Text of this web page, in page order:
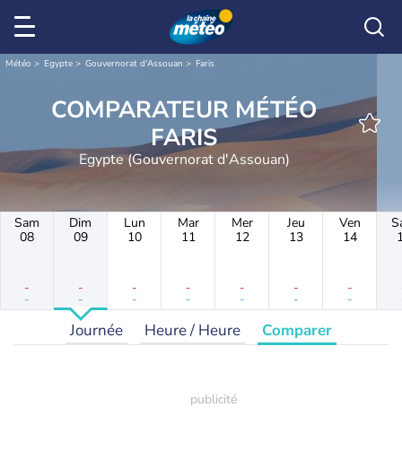
Météo Egypte Gouvernorat d'Assouan Faris
COMPARATEUR MÉTÉO
FARIS
Egypte (Gouvernorat d'Assouan)
Sam
08
-
-
Dim
09
-
-
Lun
10
-
-
Mar
11
-
-
Mer
12
-
-
Jeu
13
-
-
Ven
14
-
-
Journée Heure / Heure Comparer